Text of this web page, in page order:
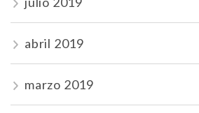
abril 2019
marzo 2019